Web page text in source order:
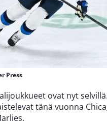
Press
ovat nyt
tänä vuonna